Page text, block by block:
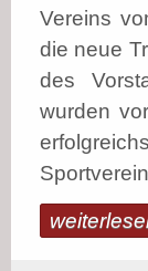
Vereins
die neue
des
wurden